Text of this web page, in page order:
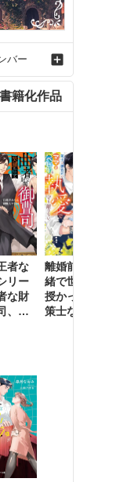
バー
籍化作品
者な
リー
な財
、笑
貫く
離婚前夜に内
緒で世継ぎを
授かったら～
策士な御曹司